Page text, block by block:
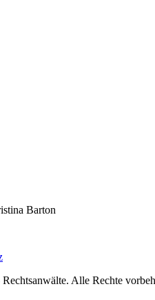
Barton
Alle Rechte